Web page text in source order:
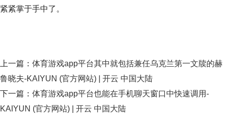
紧紧掌于手中了。
上一篇： 体育游戏app平台其中就包括兼任乌克兰第一文牍的赫
鲁晓夫-KAIYUN (官方网站) | 开云 中国大陆
下一篇： 体育游戏app平台也能在手机聊天窗口中快速调用-
KAIYUN (官方网站) | 开云 中国大陆